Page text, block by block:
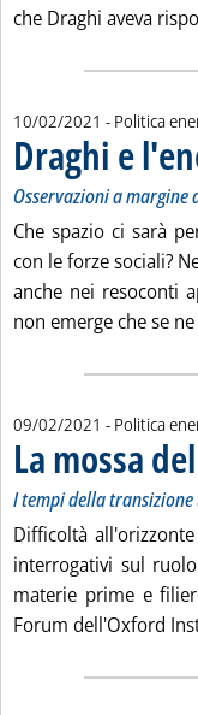
che Draghi aveva
10/02/2021 - Politica
Draghi e
Osservazioni a margine
Che spazio ci sarà
con le forze sociali?
anche nei resoconti
non emerge che se
09/02/2021 - Politica
La mossa
I tempi della
Difficoltà
interrogativi sul
materie prime e
Forum dell'Oxford